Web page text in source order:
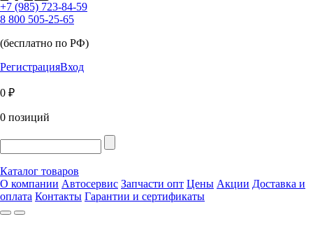
+7 (985) 723-84-59
8 800 505-25-65
(бесплатно по РФ)
РегистрацияВход
0 ₽
0 позиций
Каталог товаров
О компании Автосервис Запчасти опт Цены Акции Доставка и
оплата Контакты Гарантии и сертификаты